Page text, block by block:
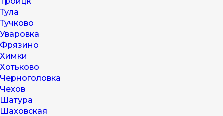
Тула
Тучково
Уваровка
Фрязино
Химки
Хотьково
Черноголовка
Чехов
Шатура
Шаховская